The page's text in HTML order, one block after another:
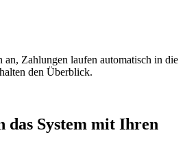
an, Zahlungen laufen automatisch in die
den Überblick.
das System mit Ihren